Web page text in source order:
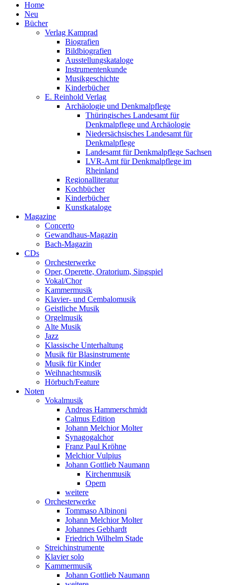
Home
Neu
Bücher
Verlag Kamprad
Biografien
Bildbiografien
Ausstellungskataloge
Instrumentenkunde
Musikgeschichte
Kinderbücher
E. Reinhold Verlag
Archäologie und Denkmalpflege
Thüringisches Landesamt für
Denkmalpflege und Archäologie
Niedersächsisches Landesamt für
Denkmalpflege
Landesamt für Denkmalpflege Sachsen
LVR-Amt für Denkmalpflege im
Rheinland
Regionalliteratur
Kochbücher
Kinderbücher
Kunstkataloge
Magazine
Concerto
Gewandhaus-Magazin
Bach-Magazin
CDs
Orchesterwerke
Oper, Operette, Oratorium, Singspiel
Vokal/Chor
Kammermusik
Klavier- und Cembalomusik
Geistliche Musik
Orgelmusik
Alte Musik
Jazz
Klassische Unterhaltung
Musik für Blasinstrumente
Musik für Kinder
Weihnachtsmusik
Hörbuch/Feature
Noten
Vokalmusik
Andreas Hammerschmidt
Calmus Edition
Johann Melchior Molter
Synagogalchor
Franz Paul Kröhne
Melchior Vulpius
Johann Gottlieb Naumann
Kirchenmusik
Opern
weitere
Orchesterwerke
Tommaso Albinoni
Johann Melchior Molter
Johannes Gebhardt
Friedrich Wilhelm Stade
Streichinstrumente
Klavier solo
Kammermusik
Johann Gottlieb Naumann